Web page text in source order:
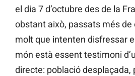
el dia 7 d’octubre des de la
obstant això, passats més de
molt que intenten disfressar
món està essent testimoni
directe: població desplaçada,